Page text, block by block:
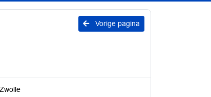
Vorige pagina